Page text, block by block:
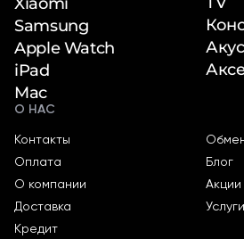
Samsung
Apple Watch
iPad
Mac
О НАС
Контакты
Оплата
О компании
Доставка
Кредит
Блог
Акции
Услуги